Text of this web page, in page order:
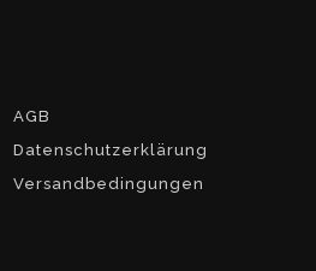
AGB
Datenschutzerklärung
Versandbedingungen